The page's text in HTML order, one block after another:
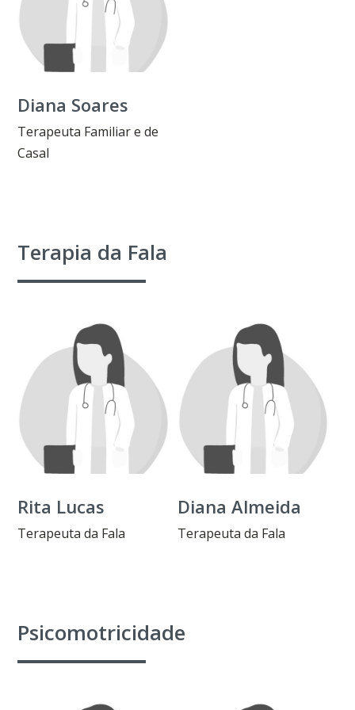
Diana Soares
Terapeuta Familiar e de
Casal
Terapia da Fala
Rita Lucas
Terapeuta da Fala
Diana Almeida
Terapeuta da Fala
Psicomotricidade